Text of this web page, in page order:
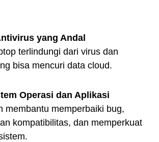
yang Andal
terlindungi dari virus dan
bisa mencuri data cloud.
Operasi dan Aplikasi
membantu memperbaiki bug,
kompatibilitas, dan memperkuat